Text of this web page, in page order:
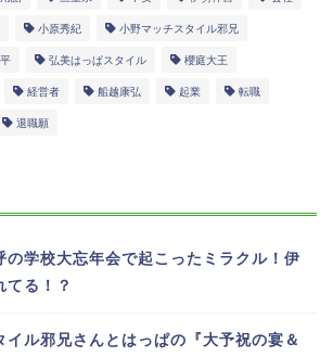
小原秀紀 小野マッチスタイル邪兄
弘美はっぱスタイル 櫻庭大王
経営者 船越康弘 起業 転職
退職願
の学校大忘年会で起こったミラクル！伊
てる！？
イル邪兄さんとはっぱの『大予祝の宴＆